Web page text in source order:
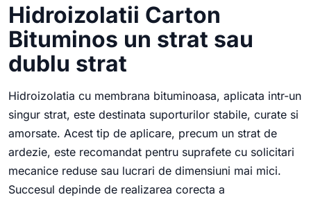
Hidroizolatii Carton
Bituminos un strat sau
dublu strat
Hidroizolatia cu membrana bituminoasa, aplicata intr-un
singur strat, este destinata suporturilor stabile, curate si
amorsate. Acest tip de aplicare, precum un strat de
ardezie, este recomandat pentru suprafete cu solicitari
mecanice reduse sau lucrari de dimensiuni mai mici.
Succesul depinde de realizarea corecta a